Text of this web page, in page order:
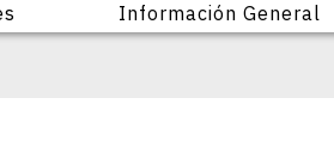
Información General